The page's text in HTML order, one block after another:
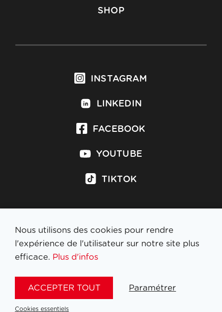
SHOP
INSTAGRAM
LINKEDIN
FACEBOOK
YOUTUBE
TIKTOK
S'inscrire à la newsletter
Nous utilisons des cookies pour rendre
l'expérience de l'utilisateur sur notre site plus
efficace. Plus d'infos
ACCEPTER TOUT Paramétrer
Cookies essentiels